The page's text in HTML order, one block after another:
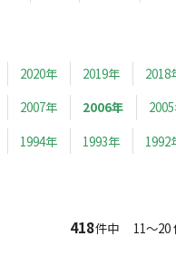
2020年 2019年 2018
2007年 2006年
1994年 1993年 1992
418件中 11～20